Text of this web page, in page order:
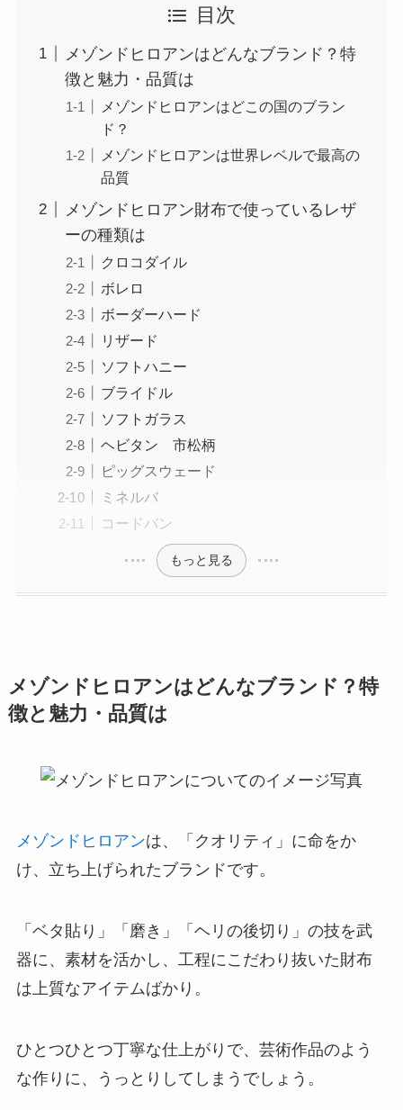
目次
メゾンドヒロアンはどんなブランド？特
徴と魅力・品質は
メゾンドヒロアンはどこの国のブラン
ド？
メゾンドヒロアンは世界レベルで最高の
品質
メゾンドヒロアン財布で使っているレザ
ーの種類は
クロコダイル
ボレロ
ボーダーハード
リザード
ソフトハニー
ブライドル
ソフトガラス
ヘビタン 市松柄
ピッグスウェード
ミネルバ
コードバン
もっと見る
メゾンドヒロアンはどんなブランド？特
徴と魅力・品質は
メゾンドヒロアンは、「クオリティ」に命をか
け、立ち上げられたブランドです。
「ベタ貼り」「磨き」「ヘリの後切り」の技を武
器に、素材を活かし、工程にこだわり抜いた財布
は上質なアイテムばかり。
ひとつひとつ丁寧な仕上がりで、芸術作品のよう
な作りに、うっとりしてしまうでしょう。